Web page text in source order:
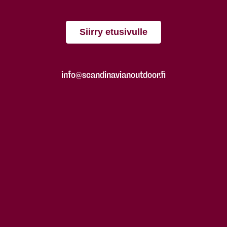
Siirry etusivulle
info@scandinavianoutdoor.fi